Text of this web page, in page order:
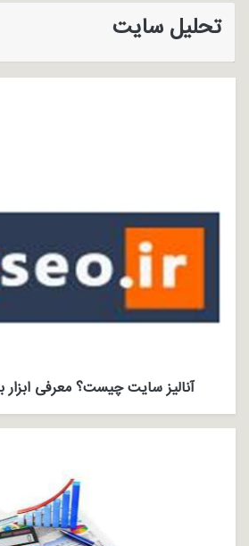
تحلیل سایت
آنالیز سایت چیست؟ معرفی